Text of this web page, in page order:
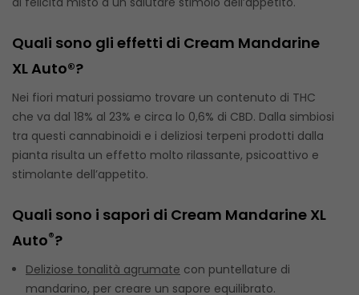
Quali sono gli effetti di Cream Mandarine
XL Auto®?
Nei fiori maturi possiamo trovare un contenuto di THC
che va dal 18% al 23% e circa lo 0,6% di CBD. Dalla simbiosi
tra questi cannabinoidi e i deliziosi terpeni prodotti dalla
pianta risulta un effetto molto rilassante, psicoattivo e
stimolante dell’appetito.
Quali sono i sapori di Cream Mandarine XL
Auto®?
Deliziose tonalità agrumate con puntellature di
mandarino, per creare un sapore equilibrato.